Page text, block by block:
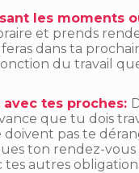
les moments
et prends
dans ta
du travail
tes proches:
que tu dois
pas te
ton rendez-
autres